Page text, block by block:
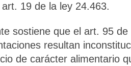
19 de la ley 24.463.
sostiene que el art. 95
resultan
de carácter alimentario